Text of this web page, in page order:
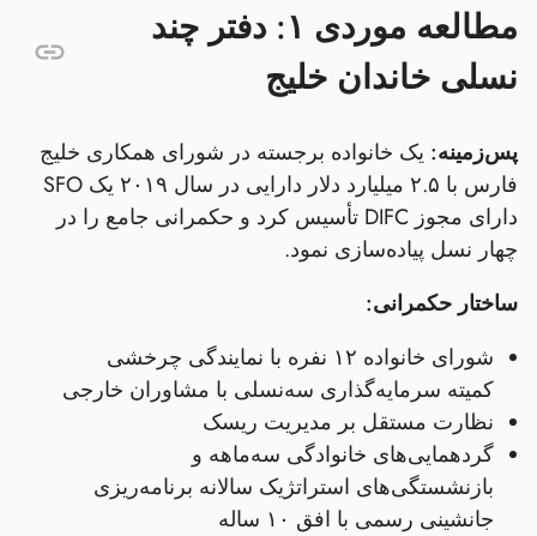
مطالعه موردی ۱: دفتر چند
نسلی خاندان خلیج
پس‌زمینه: یک خانواده برجسته در شورای همکاری خلیج
فارس با ۲.۵ میلیارد دلار دارایی در سال ۲۰۱۹ یک SFO
دارای مجوز DIFC تأسیس کرد و حکمرانی جامع را در
چهار نسل پیاده‌سازی نمود.
ساختار حکمرانی:
شورای خانواده ۱۲ نفره با نمایندگی چرخشی
کمیته سرمایه‌گذاری سه‌نسلی با مشاوران خارجی
نظارت مستقل بر مدیریت ریسک
گردهمایی‌های خانوادگی سه‌ماهه و
بازنشستگی‌های استراتژیک سالانه برنامه‌ریزی
جانشینی رسمی با افق ۱۰ ساله